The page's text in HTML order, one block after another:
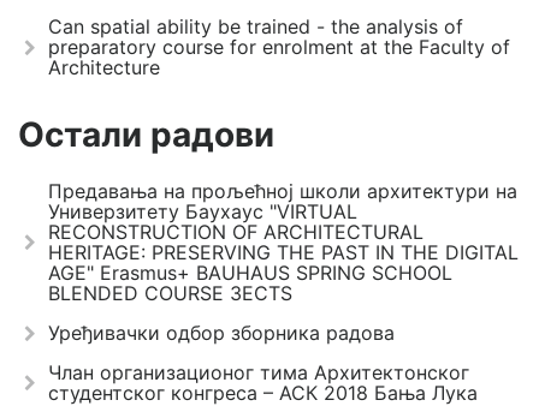
Can spatial ability be trained - the analysis of
preparatory course for enrolment at the Faculty of
Architecture
Остали радови
Предавања на прољећној школи архитектури на
Универзитету Баухаус "VIRTUAL
RECONSTRUCTION OF ARCHITECTURAL
HERITAGE: PRESERVING THE PAST IN THE DIGITAL
AGE" Erasmus+ BAUHAUS SPRING SCHOOL
BLENDED COURSE 3ECTS
Уређивачки одбор зборника радова
Члан организационог тима Архитектонског
студентског конгреса – АСК 2018 Бања Лука